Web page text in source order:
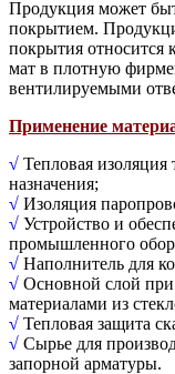
Продукция может
покрытием.
покрытия относится
мат в плотную
вентилируемыми
Применение
√ Тепловая изоляция
назначения;
√ Изоляция
√ Устройство и
промышленного
√ Наполнитель для
√ Основной слой при
материалами из
√ Тепловая защита
√ Сырье для
запорной арматуры.